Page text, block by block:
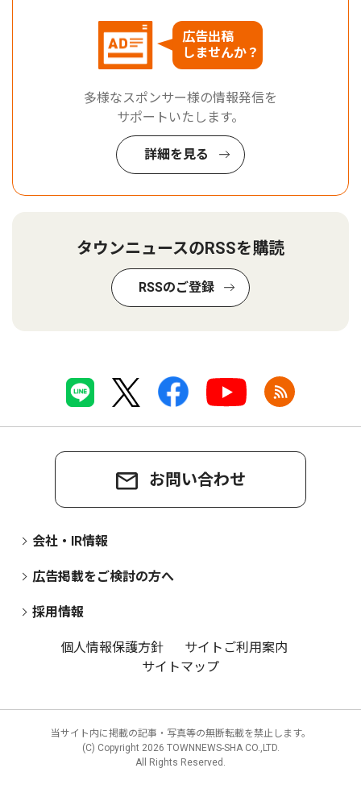
広告出稿
しませんか？
多様なスポンサー様の情報発信を
サポートいたします。
詳細を見る
タウンニュースのRSSを購読
RSSのご登録
お問い合わせ
会社・IR情報
広告掲載をご検討の方へ
採用情報
個人情報保護方針
サイトご利用案内
サイトマップ
当サイト内に掲載の記事・写真等の無断転載を禁止します。
(C) Copyright 2026 TOWNNEWS-SHA CO.,LTD.
All Rights Reserved.